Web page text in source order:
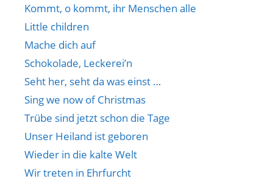
Kommt, o kommt, ihr Menschen alle
Little children
Mache dich auf
Schokolade, Leckerei’n
Seht her, seht da was einst …
Sing we now of Christmas
Trübe sind jetzt schon die Tage
Unser Heiland ist geboren
Wieder in die kalte Welt
Wir treten in Ehrfurcht